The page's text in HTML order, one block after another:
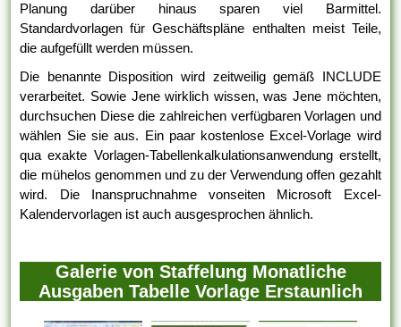
Planung darüber hinaus sparen viel Barmittel.
Standardvorlagen für Geschäftspläne enthalten meist Teile,
die aufgefüllt werden müssen.
Die benannte Disposition wird zeitweilig gemäß INCLUDE
verarbeitet. Sowie Jene wirklich wissen, was Jene möchten,
durchsuchen Diese die zahlreichen verfügbaren Vorlagen und
wählen Sie sie aus. Ein paar kostenlose Excel-Vorlage wird
qua exakte Vorlagen-Tabellenkalkulationsanwendung erstellt,
die mühelos genommen und zu der Verwendung offen gezahlt
wird. Die Inanspruchnahme vonseiten Microsoft Excel-
Kalendervorlagen ist auch ausgesprochen ähnlich.
Galerie von Staffelung Monatliche
Ausgaben Tabelle Vorlage Erstaunlich